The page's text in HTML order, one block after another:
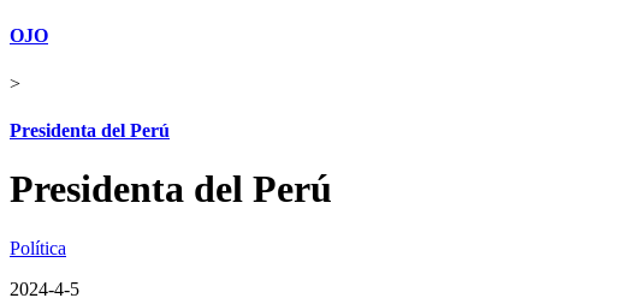
OJO
>
Presidenta del Perú
Presidenta del Perú
Política
2024-4-5